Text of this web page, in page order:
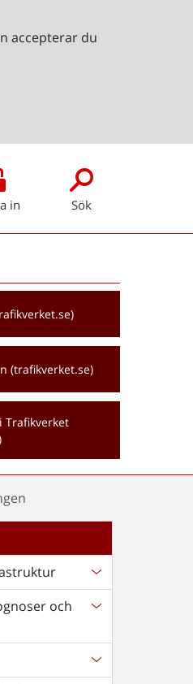
accepterar du
in Sök
(trafikverket.se)
Trafikverket
och